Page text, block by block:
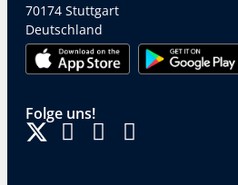
70174 Stuttgart
Deutschland
Folge uns!